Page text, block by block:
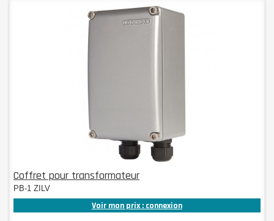
Coffret pour transformateur
PB-1 ZILV
Voir mon prix : connexion